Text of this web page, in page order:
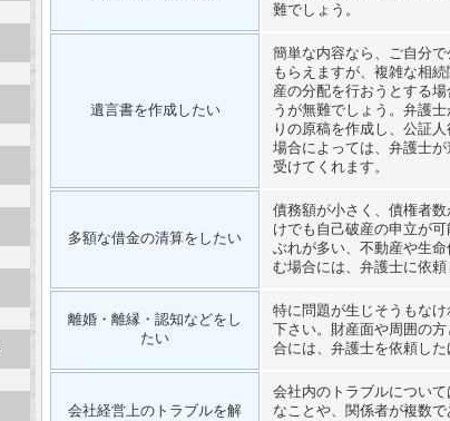
難でしょう。
遺言書を作成したい
簡単な内容なら、ご自分
もらえますが、複雑な相
産の分配を行おうとする
うが無難でしょう。弁護
りの原稿を作成し、公証
場合によっては、弁護士
受けてくれます。
多額な借金の清算をしたい
債務額が小さく、債権者
けでも自己破産の申立が
ぶれが多い、不動産や生
む場合には、弁護士に依頼
離婚・離縁・認知などをし
たい
特に問題が生じそうもな
下さい。財産面や周囲の
合には、弁護士を依頼した
会社経営上のトラブルを解
会社内のトラブルについ
なことや、関係者が複数